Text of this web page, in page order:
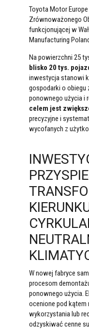
Toyota Motor
Zrównoważonego
funkcjonującej w
Manufacturing
Na powierzchni 25
blisko 20 tys.
inwestycja stanowi
gospodarki o obiegu
ponownego użycia i
celem jest
precyzyjne i
wycofanych z
W nowej fabryce
procesom
ponownego użycia.
ocenione pod
wykorzystania lub
odzyskiwać cenne